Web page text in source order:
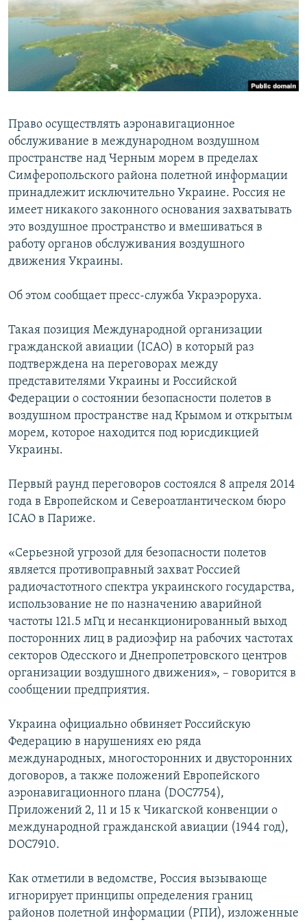
ПОБЕДИТЕЛЕЙ НЕ СУДЯТ?
КРЫМ.НЕПОКОРЕННЫЙ
УКРАИНСКАЯ ПРОБЛЕМА КРЫМА
ПРИСОЕДИНЯЙТЕСЬ!
Право осуществлять аэронавигационное
обслуживание в международном воздушном
пространстве над Черным морем в пределах
Симферопольского района полетной информации
принадлежит исключительно Украине. Россия не
имеет никакого законного основания захватывать
это воздушное пространство и вмешиваться в
работу органов обслуживания воздушного
движения Украины.
Об этом сообщает пресс-служба Украэроруха.
Такая позиция Международной организации
гражданской авиации (ІСАО) в который раз
подтверждена на переговорах между
представителями Украины и Российской
Федерации о состоянии безопасности полетов в
воздушном пространстве над Крымом и открытым
морем, которое находится под юрисдикцией
Украины.
Первый раунд переговоров состоялся 8 апреля 2014
года в Европейском и Североатлантическом бюро
ІСАО в Париже.
«Серьезной угрозой для безопасности полетов
является противоправный захват Россией
радиочастотного спектра украинского государства,
использование не по назначению аварийной
частоты 121.5 мГц и несанкционированный выход
посторонних лиц в радиоэфир на рабочих частотах
секторов Одесского и Днепропетровского центров
организации воздушного движения», – говорится в
сообщении предприятия.
Украина официально обвиняет Российскую
Федерацию в нарушениях ею ряда
международных, многосторонних и двусторонних
договоров, а также положений Европейского
аэронавигационного плана (DOC7754),
Приложений 2, 11 и 15 к Чикагской конвенции о
международной гражданской авиации (1944 год),
DOC7910.
Как отметили в ведомстве, Россия вызывающе
игнорирует принципы определения границ
районов полетной информации (РПИ), изложенные